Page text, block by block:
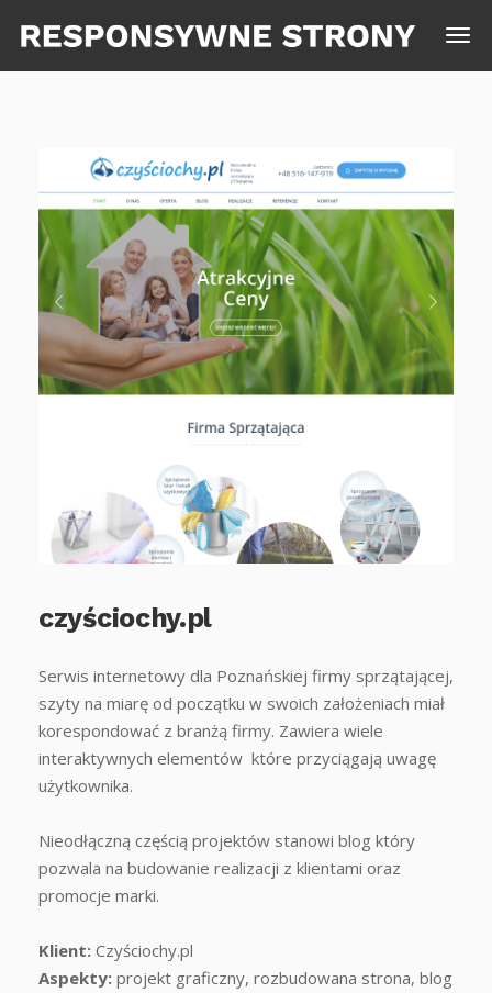
czyściochy.pl
Serwis internetowy dla Poznańskiej firmy sprzątającej,
szyty na miarę od początku w swoich założeniach miał
korespondować z branżą firmy. Zawiera wiele
interaktywnych elementów które przyciągają uwagę
użytkownika.
Nieodłączną częścią projektów stanowi blog który
pozwala na budowanie realizacji z klientami oraz
promocje marki.
Klient: Czyściochy.pl
Aspekty: projekt graficzny, rozbudowana strona, blog